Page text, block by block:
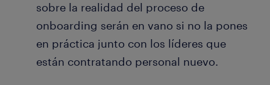
sobre la realidad del proceso de
onboarding serán en vano si no la pones
en práctica junto con los líderes que
están contratando personal nuevo.